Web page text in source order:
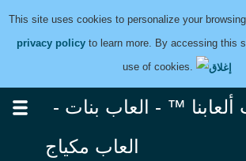
This site uses cookies to personalize your
privacy policy to learn more. By accessing this
use of cookies.
ألعابنا ™ - العاب بنات -
العاب مكياج